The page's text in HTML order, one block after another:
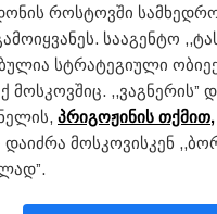
როსტოვში სამხედრო
სააგენტო
სტრატეგიული
მოსკოვშიც. ,,ვაგნერის”
პრიგოჟინის თქმით,
მოსკოვისკენ